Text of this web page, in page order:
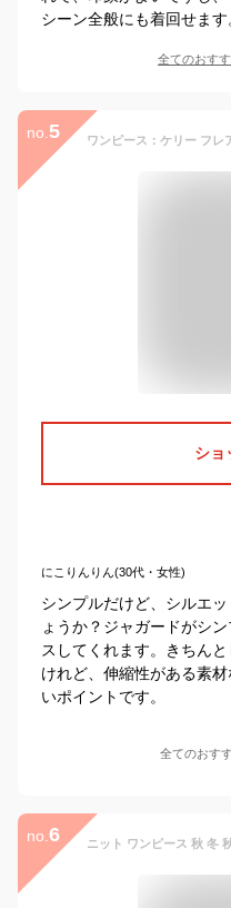
シーン全般にも着回せます
全てのおす
no. 5
ショ
にこりんりん(30代・女性)
シンプルだけど、シルエ
ょうか？ジャガードがシ
スしてくれます。きちん
けれど、伸縮性がある素
いポイントです。
全てのおす
no. 6